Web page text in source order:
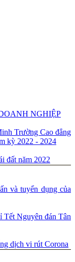
NGHIỆP
Trường Cao đẳng
kỳ 2022 - 2024
đất năm 2022
và tuyển dụng của
Tết Nguyên đán Tân
dịch vi rút Corona